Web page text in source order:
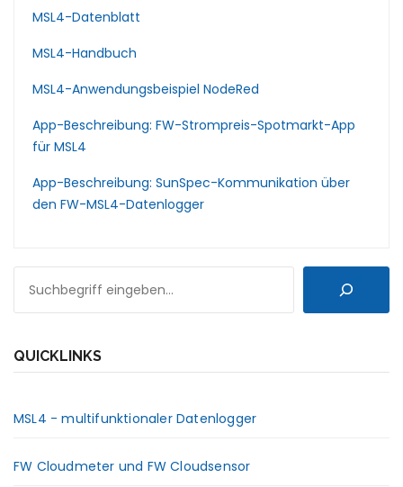
MSL4-Datenblatt
MSL4-Handbuch
MSL4-Anwendungsbeispiel NodeRed
App-Beschreibung: FW-Strompreis-Spotmarkt-App
für MSL4
App-Beschreibung: SunSpec-Kommunikation über
den FW-MSL4-Datenlogger
QUICKLINKS
MSL4 - multifunktionaler Datenlogger
FW Cloudmeter und FW Cloudsensor